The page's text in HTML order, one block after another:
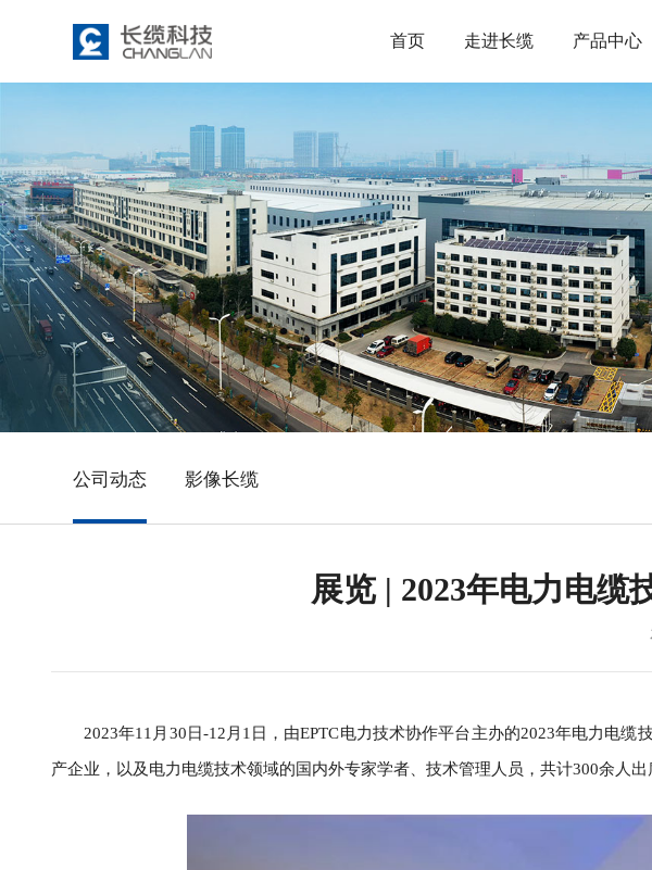
首页 走进长缆 产品中心
公司动态 影像长缆
展览 | 2023年电力电缆
2023年11月30日-12月1日，由EPTC电力技术协作平台主办的2023年电力电
产企业，以及电力电缆技术领域的国内外专家学者、技术管理人员，共计300余人出